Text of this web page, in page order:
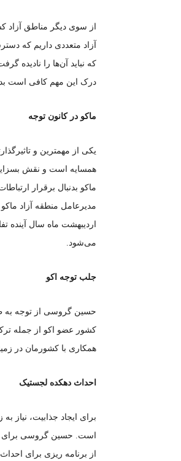
از سوی دیگر مناطق آزاد
آزاد متعددی داریم که
که نباید آن‌ها را نادیده
درک این مهم کافی است
ماکو در کانون توجه
یکی از مهمترین و
همسایه است و نقش بسزایی
ماکو بدنبال برقرار
مدیرعامل منطقه آزاد
می‌شود.
جلب توجه اکو
کشور عضو اکو از جمله
همکاری با کشورمان در
احداث دهکده لجستیک
برای ایجاد جذابیت،
است. حسین گروسی برای